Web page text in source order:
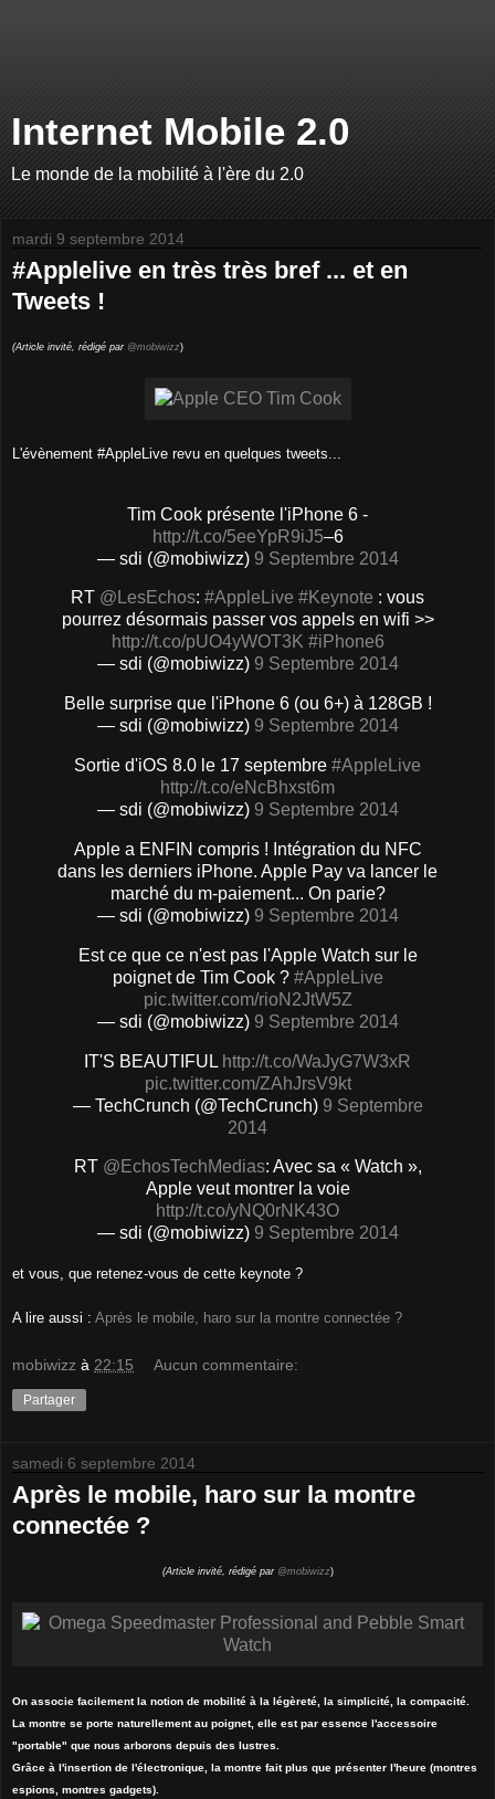
Internet Mobile 2.0
Le monde de la mobilité à l'ère du 2.0
mardi 9 septembre 2014
#Applelive en très très bref ... et en
Tweets !
(Article invité, rédigé par @mobiwizz)
L'évènement #AppleLive revu en quelques tweets...
Tim Cook présente l'iPhone 6 -
http://t.co/5eeYpR9iJ5–6
— sdi (@mobiwizz) 9 Septembre 2014
RT @LesEchos: #AppleLive #Keynote : vous
pourrez désormais passer vos appels en wifi >>
http://t.co/pUO4yWOT3K #iPhone6
— sdi (@mobiwizz) 9 Septembre 2014
Belle surprise que l'iPhone 6 (ou 6+) à 128GB !
— sdi (@mobiwizz) 9 Septembre 2014
Sortie d'iOS 8.0 le 17 septembre #AppleLive
http://t.co/eNcBhxst6m
— sdi (@mobiwizz) 9 Septembre 2014
Apple a ENFIN compris ! Intégration du NFC
dans les derniers iPhone. Apple Pay va lancer le
marché du m-paiement... On parie?
— sdi (@mobiwizz) 9 Septembre 2014
Est ce que ce n'est pas l'Apple Watch sur le
poignet de Tim Cook ? #AppleLive
pic.twitter.com/rioN2JtW5Z
— sdi (@mobiwizz) 9 Septembre 2014
IT'S BEAUTIFUL http://t.co/WaJyG7W3xR
pic.twitter.com/ZAhJrsV9kt
— TechCrunch (@TechCrunch) 9 Septembre
2014
RT @EchosTechMedias: Avec sa « Watch »,
Apple veut montrer la voie
http://t.co/yNQ0rNK43O
— sdi (@mobiwizz) 9 Septembre 2014
et vous, que retenez-vous de cette keynote ?
A lire aussi : Après le mobile, haro sur la montre connectée ?
mobiwizz à 22:15 Aucun commentaire:
Partager
samedi 6 septembre 2014
Après le mobile, haro sur la montre
connectée ?
(Article invité, rédigé par @mobiwizz)
On associe facilement la notion de mobilité à la légèreté, la simplicité, la compacité.
La montre se porte naturellement au poignet, elle est par essence l'accessoire
"portable" que nous arborons depuis des lustres.
Grâce à l'insertion de l'électronique, la montre fait plus que présenter l'heure (montres
espions, montres gadgets).